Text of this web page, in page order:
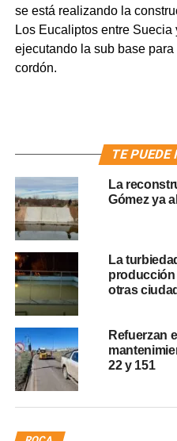
se está realizando la
Los Eucaliptos entre
ejecutando la sub base
cordón.
TE PUEDE
La
Gómez ya
La
producción
otras
Refuerzan
22 y 151